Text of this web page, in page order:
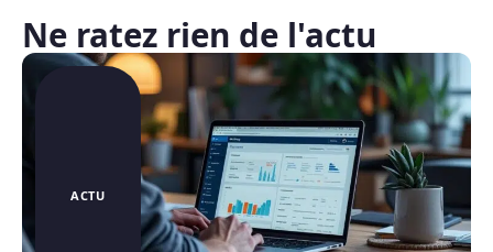
Ne ratez rien de l'actu
ACTU